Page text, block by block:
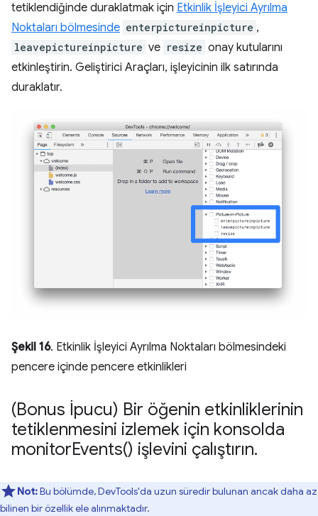
tetiklendiğinde duraklatmak için Etkinlik İşleyici Ayrılma
Noktaları bölmesinde enterpictureinpicture ,
leavepictureinpicture ve resize onay kutularını
etkinleştirin. Geliştirici Araçları, işleyicinin ilk satırında
duraklatır.
Şekil 16. Etkinlik İşleyici Ayrılma Noktaları bölmesindeki
pencere içinde pencere etkinlikleri
(Bonus İpucu) Bir öğenin etkinliklerinin
tetiklenmesini izlemek için konsolda
monitorEvents() işlevini çalıştırın.
Not:Bu bölümde, DevTools'da uzun süredir bulunan ancak daha az
bilinen bir özellik ele alınmaktadır.